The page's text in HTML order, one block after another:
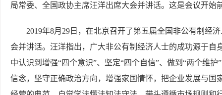
局常委、全国政协主席汪洋出席大会并讲话。这是会议开始
2019年8月29日，在北京召开了第五届全国非公有制经
会并讲话。汪洋指出，广大非公有制经济人士的成功源于
中认识到增强“四个意识”、坚定“四个自信”、做到“两个维
信念，坚守正确政治方向，增强家国情怀，把企业发展与